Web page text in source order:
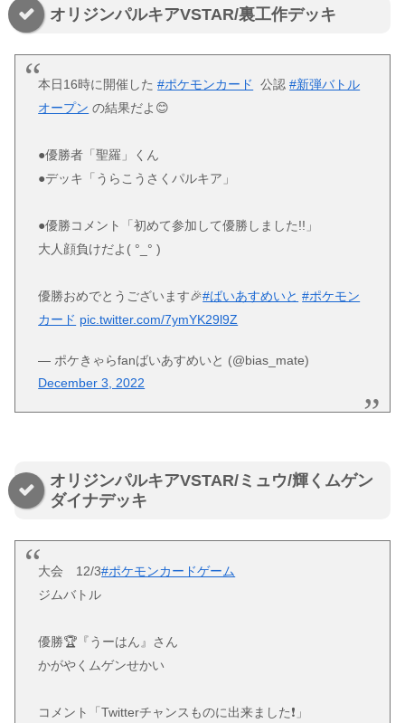
オリジンパルキアVSTAR/裏工作デッキ
本日16時に開催した#ポケモンカード 公認#新弾バトル
オープン の結果だよ😊
●優勝者「聖羅」くん
●デッキ「うらこうさくパルキア」
●優勝コメント「初めて参加して優勝しました!!」
大人顔負けだよ( °_° )
優勝おめでとうございます🎉#ばいあすめいと #ポケモン
カード pic.twitter.com/7ymYK29l9Z
— ポケきゃらfanばいあすめいと (@bias_mate)
December 3, 2022
オリジンパルキアVSTAR/ミュウ/輝くムゲン
ダイナデッキ
大会 12/3#ポケモンカードゲーム
ジムバトル
優勝🏆『うーはん』さん
かがやくムゲンせかい
コメント「Twitterチャンスものに出来ました❗️」